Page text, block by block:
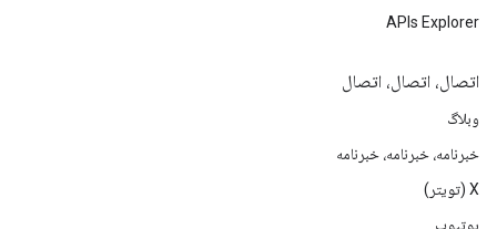
APIs Explorer
اتصال، اتصال، اتصال
وبلاگ
خبرنامه، خبرنامه، خبرنامه
X (تویتر)
یوتیوب